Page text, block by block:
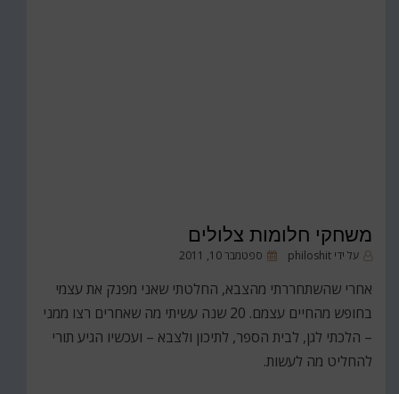
משחקי חלומות צלולים
על ידי philoshit
פורסםספטמבר 10, 2011
אחרי שהשתחררתי מהצבא, החלטתי שאני מפנק את עצמי
בחופש מהחיים עצמם. 20 שנה עשיתי מה שאחרים רצו ממני
– הלכתי לגן, לבית הספר, לתיכון ולצבא – ועכשיו הגיע תורי
להחליט מה לעשות.